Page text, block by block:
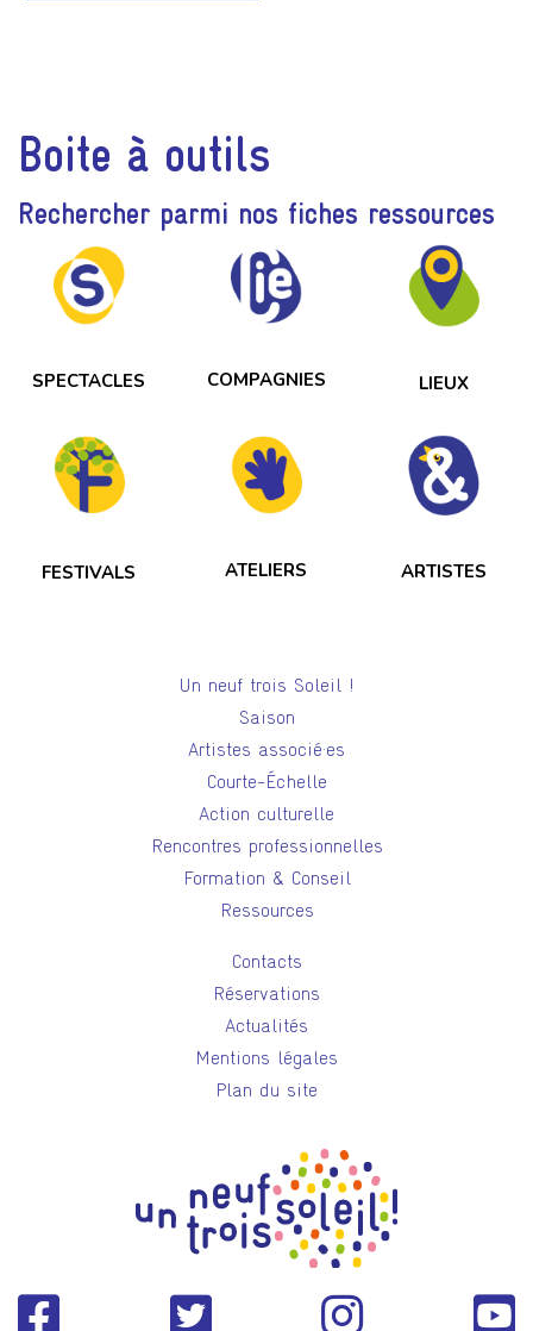
Boite à outils
Rechercher parmi nos fiches ressources
SPECTACLES COMPAGNIES LIEUX
FESTIVALS ATELIERS ARTISTES
Un neuf trois Soleil !
Saison
Artistes associé·es
Courte-Échelle
Action culturelle
Rencontres professionnelles
Formation & Conseil
Ressources
Contacts
Réservations
Actualités
Mentions légales
Plan du site